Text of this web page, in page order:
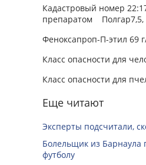
Кадастровый номер
препаратом
Феноксапроп-П-этил 69
Класс опасности для
Класс опасности для
Еще читают
Эксперты подсчитали,
Болельщик из Барнаула
футболу